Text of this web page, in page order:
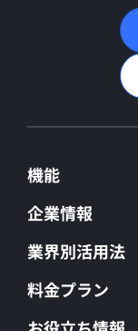
機能
企業情報
業界別活用法
料金プラン